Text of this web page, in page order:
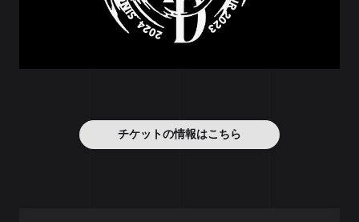
チケットの情報はこちら